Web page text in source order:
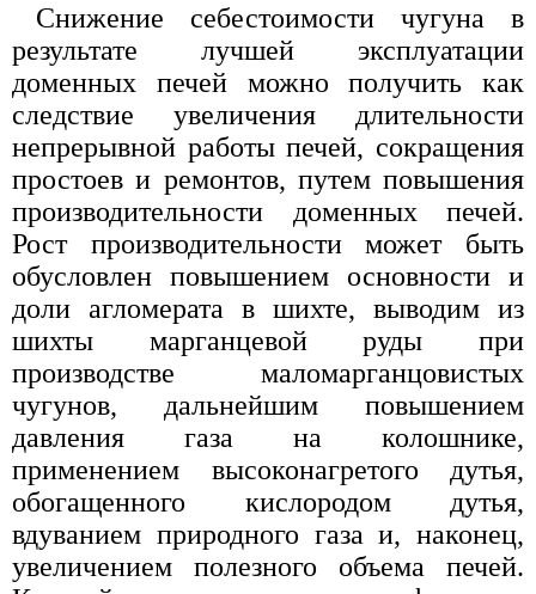
Снижение себестоимости чугуна в
результате лучшей эксплуатации
доменных печей можно получить как
следствие увеличения длительности
непрерывной работы печей, сокращения
простоев и ремонтов, путем повышения
производительности доменных печей.
Рост производительности может быть
обусловлен повышением основности и
доли агломерата в шихте, выводим из
шихты марганцевой руды при
производстве маломарганцовистых
чугунов, дальнейшим повышением
давления газа на колошнике,
применением высоконагретого дутья,
обогащенного кислородом дутья,
вдуванием природного газа и, наконец,
увеличением полезного объема печей.